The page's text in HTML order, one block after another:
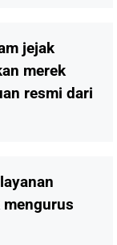
jejak
merek
resmi dari